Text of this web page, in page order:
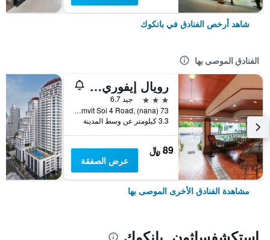
شاهد أرخص الفنادق في بانكوك
الفنادق الموصى بها
رويال إيفوري سوكومفيت نانا
3 نجوم
جيد 6.7
73 Sukhumvit Soi 4 Road, (nana), بانكوك, تايلاند
3.3 كيلومتر عن وسط المدينة
89 ﷼
عرض الصفقة
مشاهدة الفنادق الأخرى الموصى بها